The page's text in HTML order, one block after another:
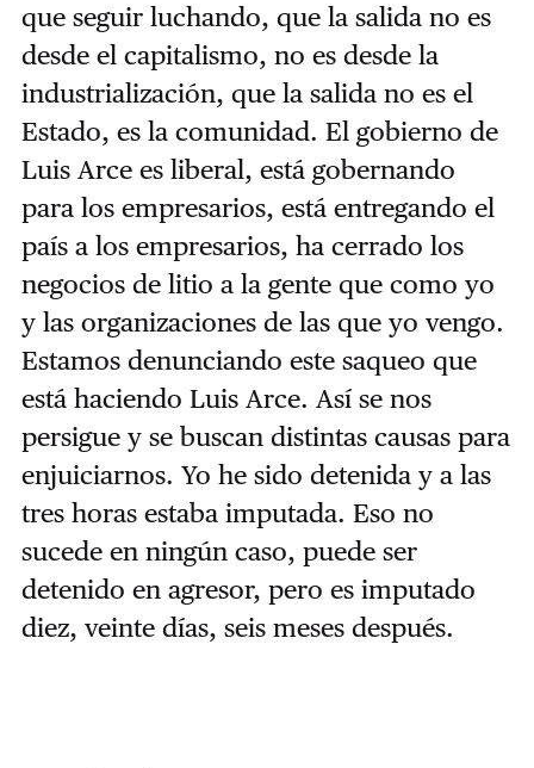
que seguir luchando, que la salida no es
desde el capitalismo, no es desde la
industrialización, que la salida no es el
Estado, es la comunidad. El gobierno de
Luis Arce es liberal, está gobernando
para los empresarios, está entregando el
país a los empresarios, ha cerrado los
negocios de litio a la gente que como yo
y las organizaciones de las que yo vengo.
Estamos denunciando este saqueo que
está haciendo Luis Arce. Así se nos
persigue y se buscan distintas causas para
enjuiciarnos. Yo he sido detenida y a las
tres horas estaba imputada. Eso no
sucede en ningún caso, puede ser
detenido en agresor, pero es imputado
diez, veinte días, seis meses después.